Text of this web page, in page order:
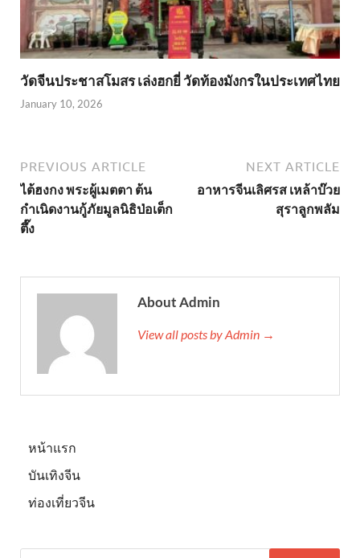
วัดจีนประชาสโมสร เล่งฮกยี่ วัดท้องมังกรในประเทศไทย
January 10, 2026
PREVIOUS ARTICLE
ไต้ฮงกง พระผู้เมตตา ต้น
กำเนิดงานกู้ภัยมูลนิธิป่อเต็ก
ตึ๊ง
NEXT ARTICLE
อาหารจีนเลิศรส เหล้าบ๊วย
สุราลูกพลัม
About Admin
View all posts by Admin →
หน้าแรก
บันเทิงจีน
ท่องเที่ยวจีน